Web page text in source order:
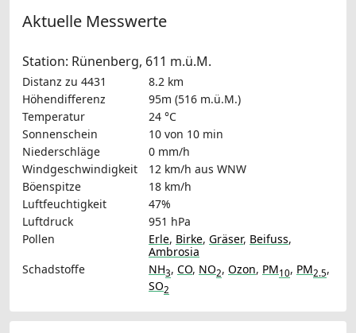
Aktuelle Messwerte
Station: Rünenberg, 611 m.ü.M.
Distanz zu 4431
8.2 km
Höhendifferenz
95m (516 m.ü.M.)
Temperatur
24 °C
Sonnenschein
10 von 10 min
Niederschläge
0 mm/h
Windgeschwindigkeit
12 km/h aus WNW
Böenspitze
18 km/h
Luftfeuchtigkeit
47%
Luftdruck
951 hPa
Pollen
Erle, Birke, Gräser, Beifuss,
Ambrosia
Schadstoffe
NH3, CO, NO2, Ozon, PM10, PM2.5,
SO2